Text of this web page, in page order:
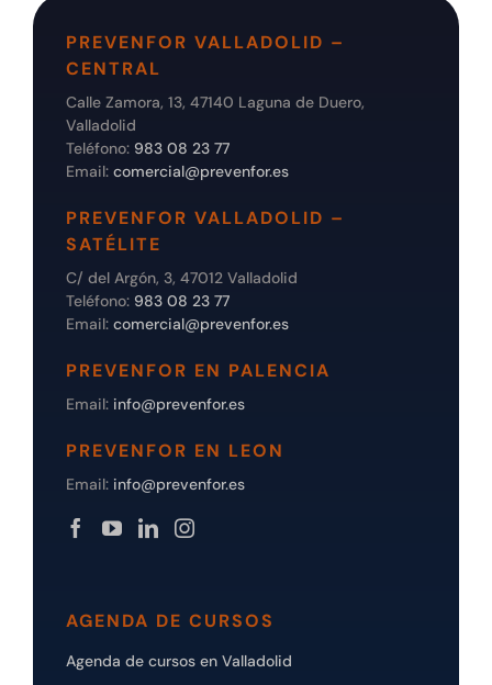
PREVENFOR VALLADOLID –
CENTRAL
Calle Zamora, 13, 47140 Laguna de Duero,
Valladolid
Teléfono: 983 08 23 77
Email: comercial@prevenfor.es
PREVENFOR VALLADOLID –
SATÉLITE
C/ del Argón, 3, 47012 Valladolid
Teléfono: 983 08 23 77
Email: comercial@prevenfor.es
PREVENFOR EN PALENCIA
Email: info@prevenfor.es
PREVENFOR EN LEON
Email: info@prevenfor.es
AGENDA DE CURSOS
Agenda de cursos en Valladolid